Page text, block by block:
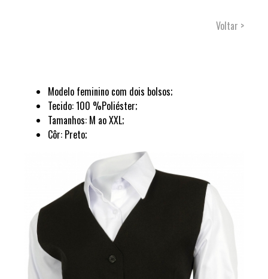
Voltar >
Modelo feminino com dois bolsos;
Tecido: 100 %Poliéster;
Tamanhos: M ao XXL;
Côr: Preto;